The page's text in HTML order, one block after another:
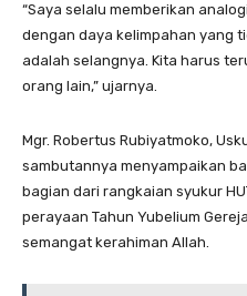
“Saya selalu memberikan
dengan daya kelimpahan yang
adalah selangnya. Kita harus
orang lain,” ujarnya.
Mgr. Robertus Rubiyatmoko,
sambutannya menyampaikan
bagian dari rangkaian syukur
perayaan Tahun Yubelium
semangat kerahiman Allah.